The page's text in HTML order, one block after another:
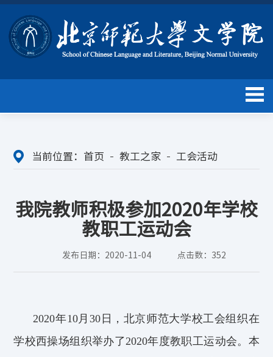
当前位置： 首页 教工之家 工会活动
我院教师积极参加2020年学校
教职工运动会
发布日期：2020-11-04 点击数： 352
2020年10月30日，北京师范大学校工会组织在
学校西操场组织举办了2020年度教职工运动会。 本